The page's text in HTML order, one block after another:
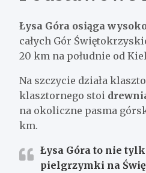
Łysa Góra osiąga
całych Gór
20 km na południe od
Na szczycie działa
klasztornego stoi
na okoliczne pasma
km.
Łysa Góra to nie
pielgrzymki na